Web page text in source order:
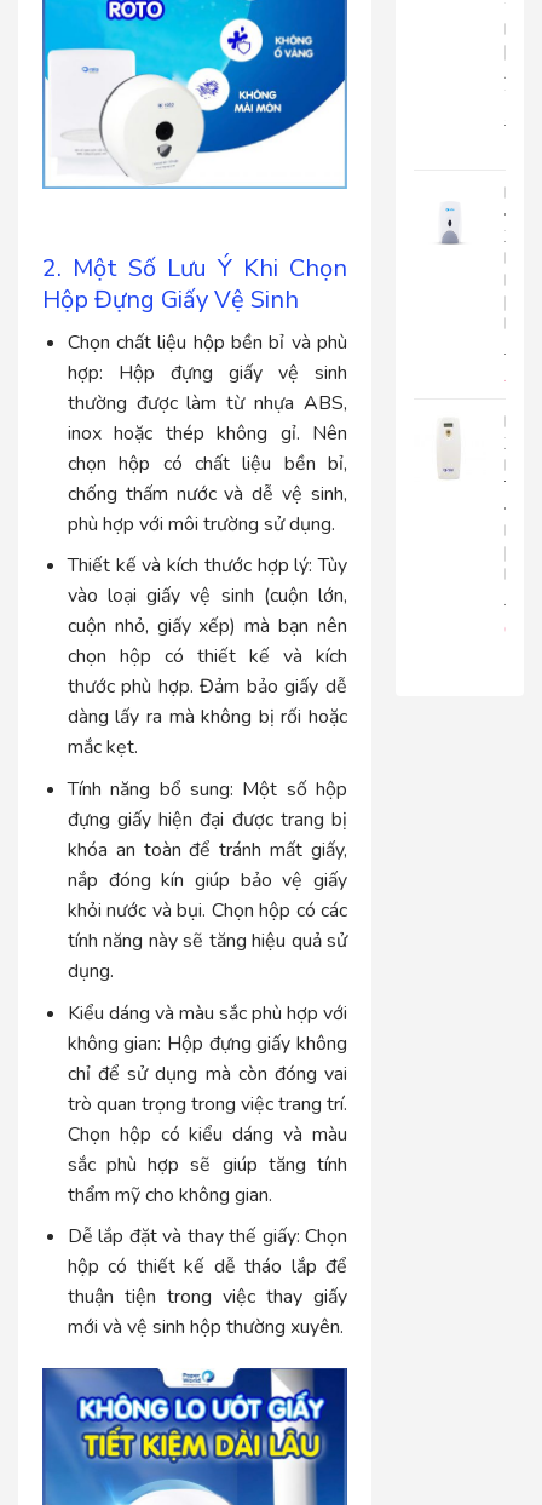
2. Một Số Lưu Ý Khi Chọn
Hộp Đựng Giấy Vệ Sinh
Chọn chất liệu hộp bền bỉ và phù
hợp: Hộp đựng giấy vệ sinh
thường được làm từ nhựa ABS,
inox hoặc thép không gỉ. Nên
chọn hộp có chất liệu bền bỉ,
chống thấm nước và dễ vệ sinh,
phù hợp với môi trường sử dụng.
Thiết kế và kích thước hợp lý: Tùy
vào loại giấy vệ sinh (cuộn lớn,
cuộn nhỏ, giấy xếp) mà bạn nên
chọn hộp có thiết kế và kích
thước phù hợp. Đảm bảo giấy dễ
dàng lấy ra mà không bị rối hoặc
mắc kẹt.
Tính năng bổ sung: Một số hộp
đựng giấy hiện đại được trang bị
khóa an toàn để tránh mất giấy,
nắp đóng kín giúp bảo vệ giấy
khỏi nước và bụi. Chọn hộp có các
tính năng này sẽ tăng hiệu quả sử
dụng.
Kiểu dáng và màu sắc phù hợp với
không gian: Hộp đựng giấy không
chỉ để sử dụng mà còn đóng vai
trò quan trọng trong việc trang trí.
Chọn hộp có kiểu dáng và màu
sắc phù hợp sẽ giúp tăng tính
thẩm mỹ cho không gian.
Dễ lắp đặt và thay thế giấy: Chọn
hộp có thiết kế dễ tháo lắp để
thuận tiện trong việc thay giấy
mới và vệ sinh hộp thường xuyên.
2
Lớp
|
2
Bình
Xà
|
RT800
Máy
Xịt
Tự
|
RT816